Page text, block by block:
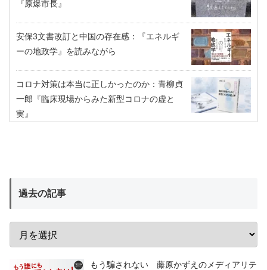
『原爆市長』
安保3文書改訂と中国の存在感：『エネルギ
ーの地政学』を読みながら
コロナ対策は本当に正しかったのか：青柳貞
一郎『臨床現場からみた新型コロナの虚と
実』
過去の記事
もう騙されない 藤原かずえのメディアリテ